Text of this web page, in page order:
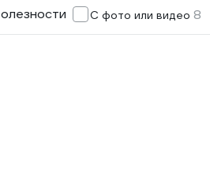
С фото или видео 8